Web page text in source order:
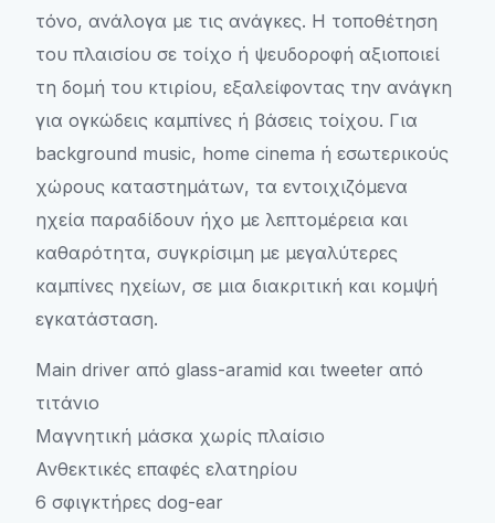
τόνο, ανάλογα με τις ανάγκες. Η τοποθέτηση
του πλαισίου σε τοίχο ή ψευδοροφή αξιοποιεί
τη δομή του κτιρίου, εξαλείφοντας την ανάγκη
για ογκώδεις καμπίνες ή βάσεις τοίχου. Για
background music, home cinema ή εσωτερικούς
χώρους καταστημάτων, τα εντοιχιζόμενα
ηχεία παραδίδουν ήχο με λεπτομέρεια και
καθαρότητα, συγκρίσιμη με μεγαλύτερες
καμπίνες ηχείων, σε μια διακριτική και κομψή
εγκατάσταση.
Main driver από glass-aramid και tweeter από
τιτάνιο
Μαγνητική μάσκα χωρίς πλαίσιο
Ανθεκτικές επαφές ελατηρίου
6 σφιγκτήρες dog-ear